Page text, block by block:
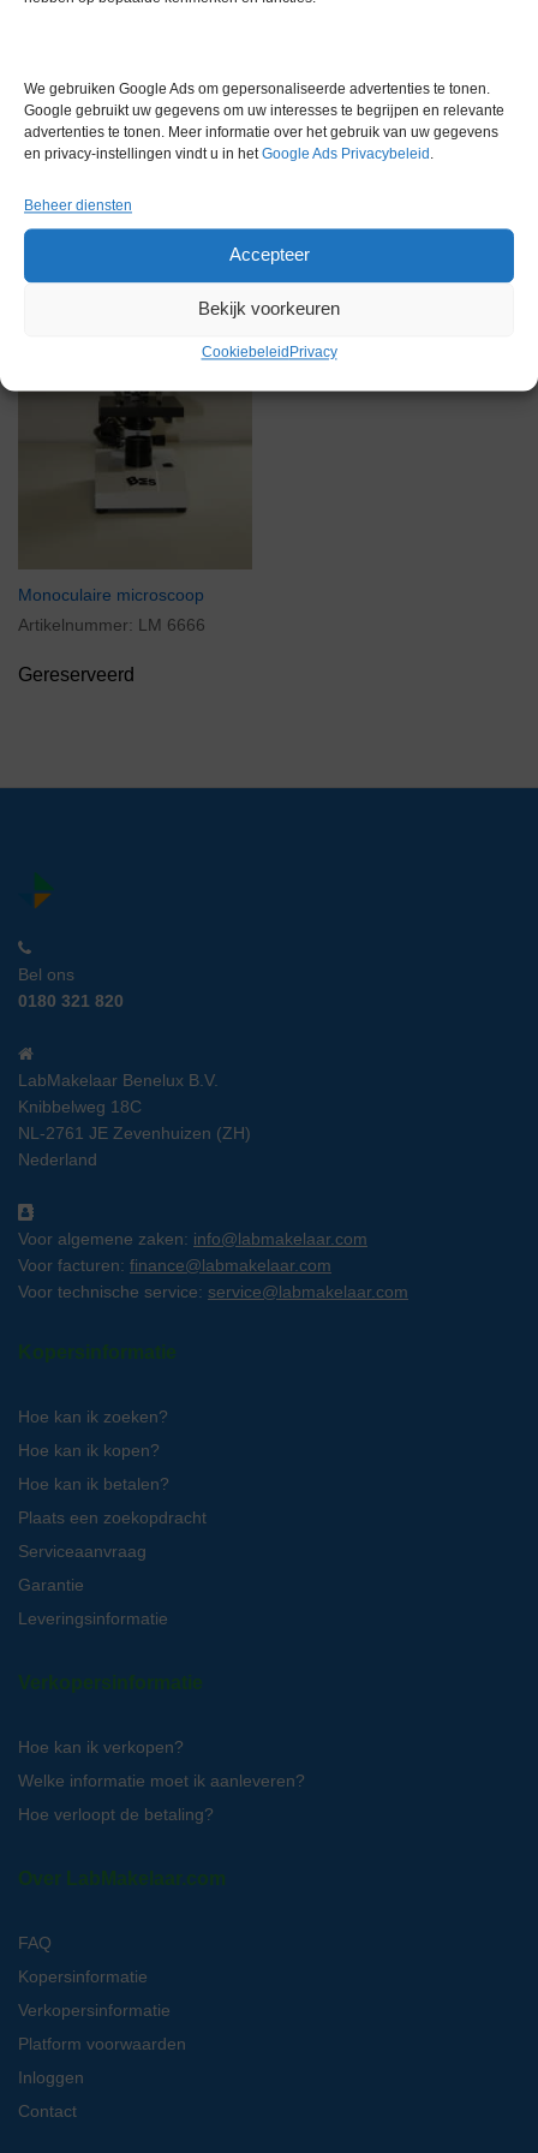
We gebruiken Google Ads om gepersonaliseerde advertenties te tonen.
Google gebruikt uw gegevens om uw interesses te begrijpen en relevante
advertenties te tonen. Meer informatie over het gebruik van uw gegevens
en privacy-instellingen vindt u in hetGoogle Ads Privacybeleid .
Beheer diensten
Accepteer
Bekijk voorkeuren
Cookiebeleid Privacy
Gerelateerde producten
Gereserveerd
Monoculaire microscoop
Artikelnummer: LM 6666
Gereserveerd
Bel ons
0180 321 820
LabMakelaar Benelux B.V.
Knibbelweg 18C
NL-2761 JE Zevenhuizen (ZH)
Nederland
Voor algemene zaken: info@labmakelaar.com
Voor facturen: finance@labmakelaar.com
Voor technische service: service@labmakelaar.com
Kopersinformatie
Hoe kan ik zoeken?
Hoe kan ik kopen?
Hoe kan ik betalen?
Plaats een zoekopdracht
Serviceaanvraag
Garantie
Leveringsinformatie
Verkopersinformatie
Hoe kan ik verkopen?
Welke informatie moet ik aanleveren?
Hoe verloopt de betaling?
Over LabMakelaar.com
FAQ
Kopersinformatie
Verkopersinformatie
Platform voorwaarden
Inloggen
Contact